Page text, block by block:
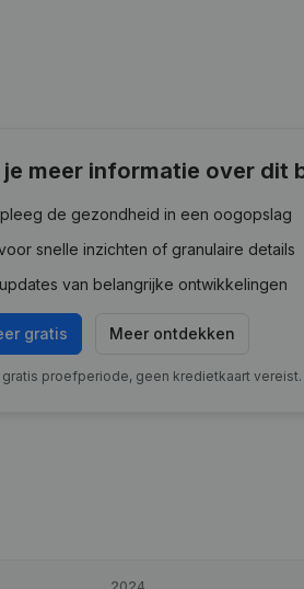
je meer informatie over dit
de gezondheid in een oogopslag
snelle inzichten of granulaire details
van belangrijke ontwikkelingen
gratis Meer ontdekken
gratis proefperiode, geen kredietkaart vereist.